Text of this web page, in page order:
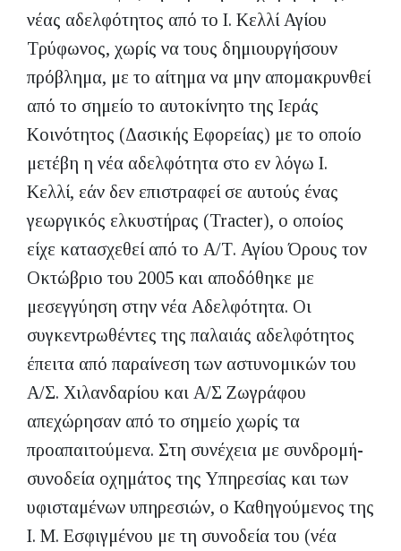
νέας αδελφότητος από το Ι. Κελλί Αγίου
Τρύφωνος, χωρίς να τους δημιουργήσουν
πρόβλημα, με το αίτημα να μην απομακρυνθεί
από το σημείο το αυτοκίνητο της Ιεράς
Κοινότητος (Δασικής Εφορείας) με το οποίο
μετέβη η νέα αδελφότητα στο εν λόγω Ι.
Κελλί, εάν δεν επιστραφεί σε αυτούς ένας
γεωργικός ελκυστήρας (Tracter), o οποίος
είχε κατασχεθεί από το Α/Τ. Αγίου Όρους τον
Οκτώβριο του 2005 και αποδόθηκε με
μεσεγγύηση στην νέα Αδελφότητα. Οι
συγκεντρωθέντες της παλαιάς αδελφότητος
έπειτα από παραίνεση των αστυνομικών του
Α/Σ. Χιλανδαρίου και Α/Σ Ζωγράφου
απεχώρησαν από το σημείο χωρίς τα
προαπαιτούμενα. Στη συνέχεια με συνδρομή-
συνοδεία οχημάτος της Υπηρεσίας και των
υφισταμένων υπηρεσιών, ο Καθηγούμενος της
Ι. Μ. Εσφιγμένου με τη συνοδεία του (νέα